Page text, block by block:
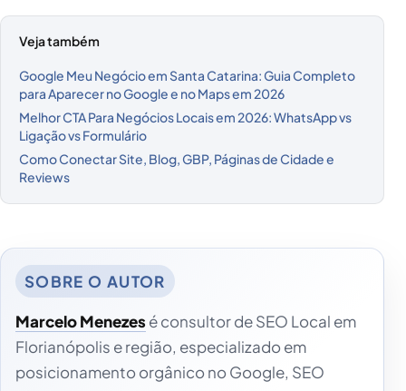
Veja também
Google Meu Negócio em Santa Catarina: Guia Completo
para Aparecer no Google e no Maps em 2026
Melhor CTA Para Negócios Locais em 2026: WhatsApp vs
Ligação vs Formulário
Como Conectar Site, Blog, GBP, Páginas de Cidade e
Reviews
Marcelo Menezesé consultor de SEO Local em
Florianópolis e região, especializado em
posicionamento orgânico no Google, SEO